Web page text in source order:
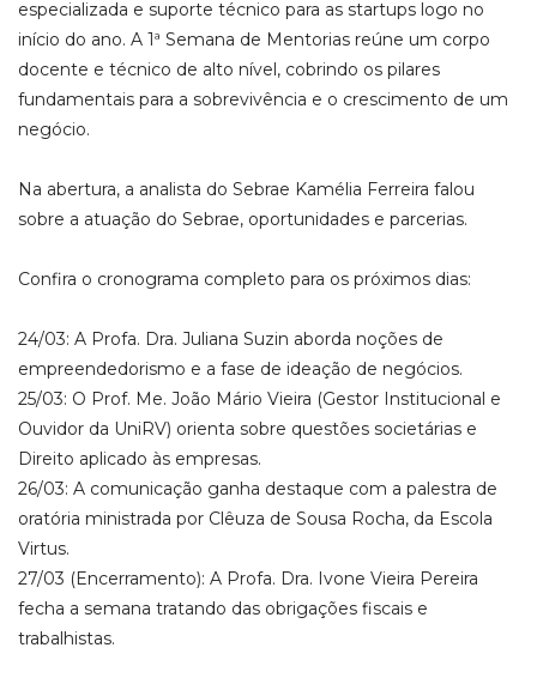
especializada e suporte técnico para as startups logo no
início do ano. A 1ª Semana de Mentorias reúne um corpo
docente e técnico de alto nível, cobrindo os pilares
fundamentais para a sobrevivência e o crescimento de um
negócio.
Na abertura, a analista do Sebrae Kamélia Ferreira falou
sobre a atuação do Sebrae, oportunidades e parcerias.
Confira o cronograma completo para os próximos dias:
24/03: A Profa. Dra. Juliana Suzin aborda noções de
empreendedorismo e a fase de ideação de negócios.
25/03: O Prof. Me. João Mário Vieira (Gestor Institucional e
Ouvidor da UniRV) orienta sobre questões societárias e
Direito aplicado às empresas.
26/03: A comunicação ganha destaque com a palestra de
oratória ministrada por Clêuza de Sousa Rocha, da Escola
Virtus.
27/03 (Encerramento): A Profa. Dra. Ivone Vieira Pereira
fecha a semana tratando das obrigações fiscais e
trabalhistas.